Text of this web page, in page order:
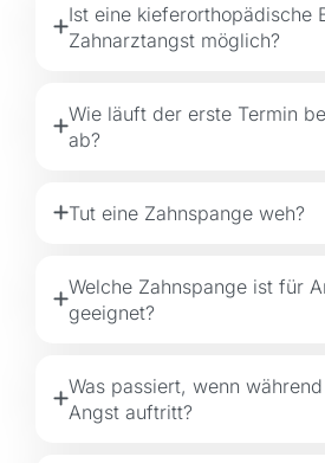
Ist eine kieferorthopädische
Zahnarztangst möglich?
Wie läuft der erste Termin
ab?
Tut eine Zahnspange weh?
Welche Zahnspange ist für
geeignet?
Was passiert, wenn
Angst auftritt?